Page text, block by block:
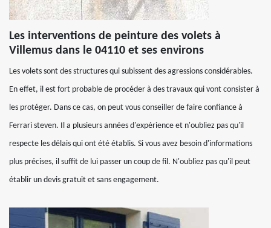
Les interventions de peinture des volets à
Villemus dans le 04110 et ses environs
Les volets sont des structures qui subissent des agressions considérables.
En effet, il est fort probable de procéder à des travaux qui vont consister à
les protéger. Dans ce cas, on peut vous conseiller de faire confiance à
Ferrari steven. Il a plusieurs années d'expérience et n'oubliez pas qu'il
respecte les délais qui ont été établis. Si vous avez besoin d'informations
plus précises, il suffit de lui passer un coup de fil. N'oubliez pas qu'il peut
établir un devis gratuit et sans engagement.